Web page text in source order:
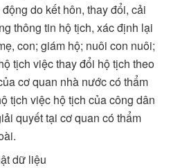
do kết hôn, thay đổi, cải
thông tin hộ tịch, xác định lại
con; giám hộ; nuôi con nuôi;
tịch việc thay đổi hộ tịch theo
cơ quan nhà nước có thẩm
tịch việc hộ tịch của công dân
quyết tại cơ quan có thẩm
dữ liệu